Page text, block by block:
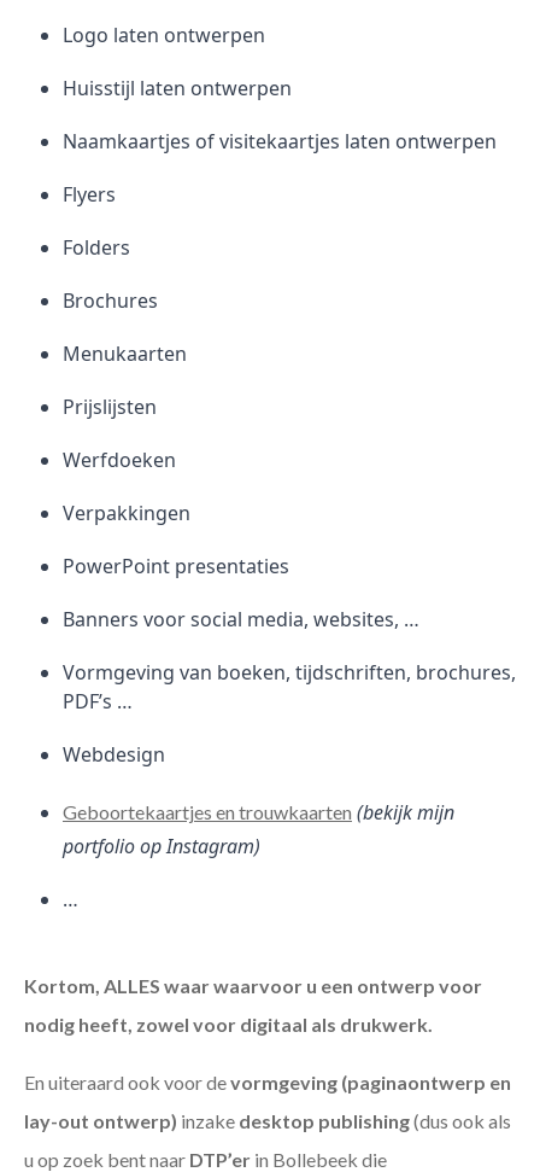
Logo laten ontwerpen
Huisstijl laten ontwerpen
Naamkaartjes of visitekaartjes laten ontwerpen
Flyers
Folders
Brochures
Menukaarten
Prijslijsten
Werfdoeken
Verpakkingen
PowerPoint presentaties
Banners voor social media, websites, …
Vormgeving van boeken, tijdschriften, brochures,
PDF’s …
Webdesign
Geboortekaartjes en trouwkaarten (bekijk mijn
portfolio op Instagram)
…
Kortom, ALLES waar waarvoor u een ontwerp voor
nodig heeft, zowel voor digitaal als drukwerk.
En uiteraard ook voor devormgeving (paginaontwerp en
lay-out ontwerp) inzake desktop publishing(dus ook als
u op zoek bent naar DTP’er in Bollebeek die